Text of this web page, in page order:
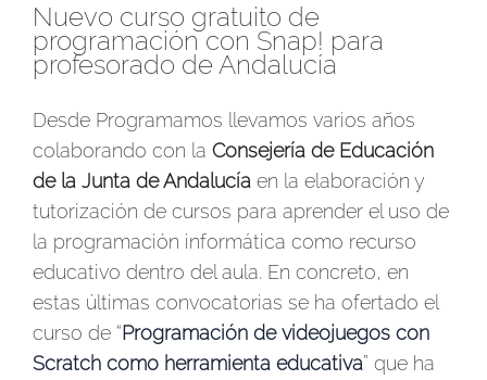
Nuevo curso gratuito de
programación con Snap! para
profesorado de Andalucía
Desde Programamos llevamos varios años
colaborando con la Consejería de Educación
de la Junta de Andalucía en la elaboración y
tutorización de cursos para aprender el uso de
la programación informática como recurso
educativo dentro del aula. En concreto, en
estas últimas convocatorias se ha ofertado el
curso de “Programación de videojuegos con
Scratch como herramienta educativa” que ha